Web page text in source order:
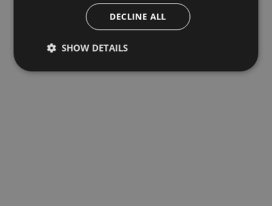
DECLINE ALL
SHOW DETAILS